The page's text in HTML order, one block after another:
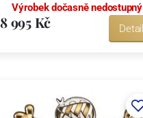
Výrobek dočasně nedostupný
8 995 Kč Detail